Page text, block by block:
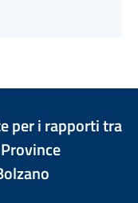
per i rapporti tra